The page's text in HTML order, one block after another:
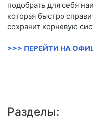
подобрать для себя
которая быстро
сохранит корневую
>>> ПЕРЕЙТИ НА
Разделы: